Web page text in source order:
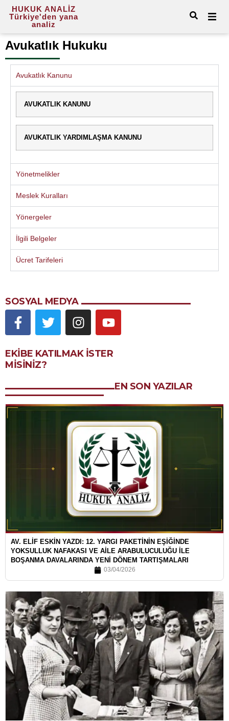
HUKUK ANALİZ
Türkiye'den yana
analiz
Avukatlık Hukuku
Avukatlık Kanunu
AVUKATLIK KANUNU
AVUKATLIK YARDIMLAŞMA KANUNU
Yönetmelikler
Meslek Kuralları
Yönergeler
İlgili Belgeler
Ücret Tarifeleri
SOSYAL MEDYA
EKIBE KATILMAK ISTER
MISINIZ?
EN SON YAZILAR
AV. ELİF ESKİN YAZDI: 12. YARGI PAKETİNİN EŞİĞİNDE
YOKSULLUK NAFAKASI VE AİLE ARABULUCULUĞU İLE
BOŞANMA DAVALARINDA YENİ DÖNEM TARTIŞMALARI
03/04/2026